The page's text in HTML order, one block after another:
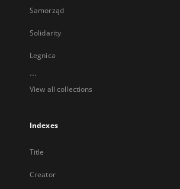
Samorząd
Solidarity
Legnica
...
View all collections
Indexes
Title
Creator